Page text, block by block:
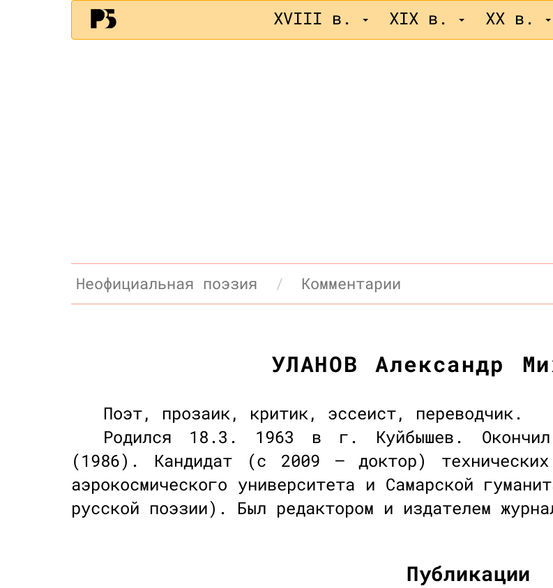
XVIII в. XIX в. XX в.
Неофициальная поэзия Комментарии
УЛАНОВ Александр
Поэт, прозаик, критик, эссеист, переводчик.
Родился 18.3. 1963 в г. Куйбышев. Окончил
(1986). Кандидат (с 2009 — доктор) технических
аэрокосмического университета и Самарской
русской поэзии). Был редактором и издателем
Публикации